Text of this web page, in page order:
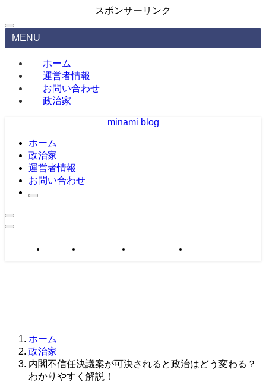
スポンサーリンク
MENU
ホーム
運営者情報
お問い合わせ
政治家
minami blog
ホーム
政治家
運営者情報
お問い合わせ
政治家 運営者情報 お問い合わせ
ホーム
政治家
内閣不信任決議案が可決されると政治はどう変わる？
わかりやすく解説！